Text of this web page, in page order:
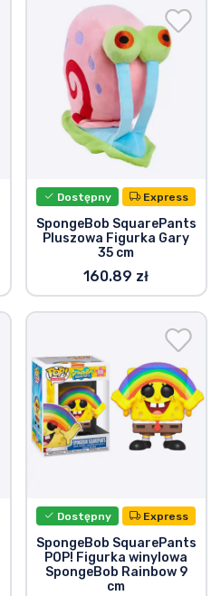
Dostępny Express
SpongeBob SquarePants
Pluszowa Figurka Gary
35 cm
160.89 zł
Dostępny Express
SpongeBob SquarePants
POP! Figurka winylowa
SpongeBob Rainbow 9
cm